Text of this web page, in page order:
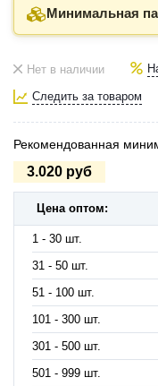
Минимальная
Нет в наличии
Следить за товаром
Рекомендованная
3.020 руб
Цена оптом:
1 - 30 шт.
31 - 50 шт.
51 - 100 шт.
101 - 300 шт.
301 - 500 шт.
501 - 999 шт.